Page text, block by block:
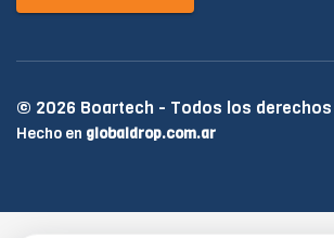
© 2026 Boartech - Todos los
Hecho en globaldrop.com.ar